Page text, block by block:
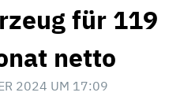
für 119
netto
2024 UM 17:09